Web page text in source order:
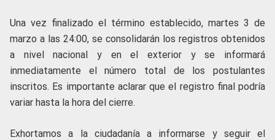
Una vez finalizado el término establecido, martes 3 de
marzo a las 24:00, se consolidarán los registros obtenidos
a nivel nacional y en el exterior y se informará
inmediatamente el número total de los postulantes
inscritos. Es importante aclarar que el registro final podría
variar hasta la hora del cierre.
Exhortamos a la ciudadanía a informarse y seguir el